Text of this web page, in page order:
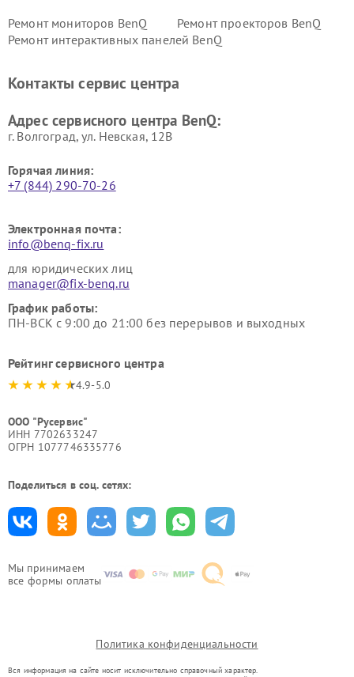
Мы принимаем
все формы оплаты
Ремонт мониторов BenQ
Ремонт проекторов BenQ
Ремонт интерактивных панелей BenQ
Контакты сервис центра
Адрес сервисного центра BenQ:
г. Волгоград, ул. Невская, 12В
Горячая линия:
+7 (844) 290-70-26
Электронная почта:
info@benq-fix.ru
для юридических лиц
manager@fix-benq.ru
График работы:
ПН-ВСК с 9:00 до 21:00 без перерывов и выходных
Рейтинг сервисного центра
4.9-5.0
ООО "Русервис"
ИНН 7702633247
ОГРН 1077746335776
Поделиться в соц. сетях:
Политика конфиденциальности
Вся информация на сайте носит исключительно справочный характер.